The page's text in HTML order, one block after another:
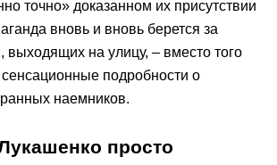
точно» доказанном их присутствии
вновь и вновь берется за
выходящих на улицу, – вместо того
подробности о
наемников.
просто